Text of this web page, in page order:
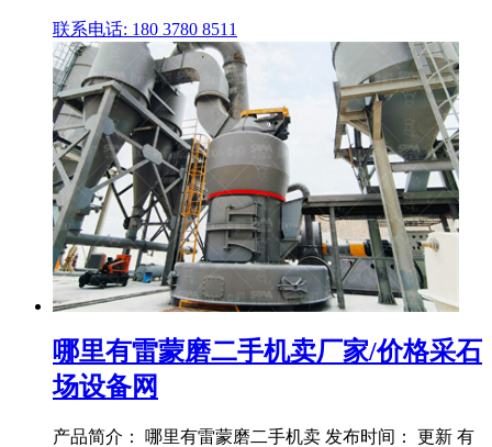
联系电话: 180 3780 8511
哪里有雷蒙磨二手机卖厂家/价格采石
场设备网
产品简介： 哪里有雷蒙磨二手机卖 发布时间： 更新 有